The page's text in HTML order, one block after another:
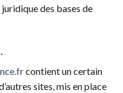
des bases de
contient un certain
sites, mis en place